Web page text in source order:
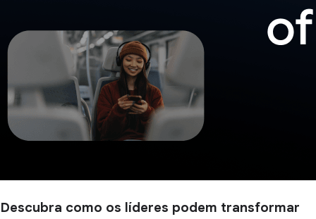
Descubra como os líderes podem transformar